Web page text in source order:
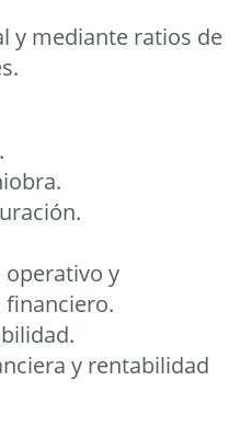
y mediante ratios de
y
y rentabilidad